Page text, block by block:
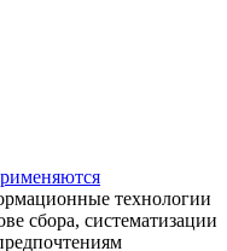
технологии
сбора, систематизации